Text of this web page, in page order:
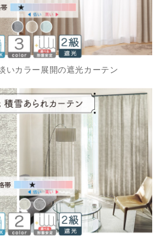
いカラー展開の遮光カーテン